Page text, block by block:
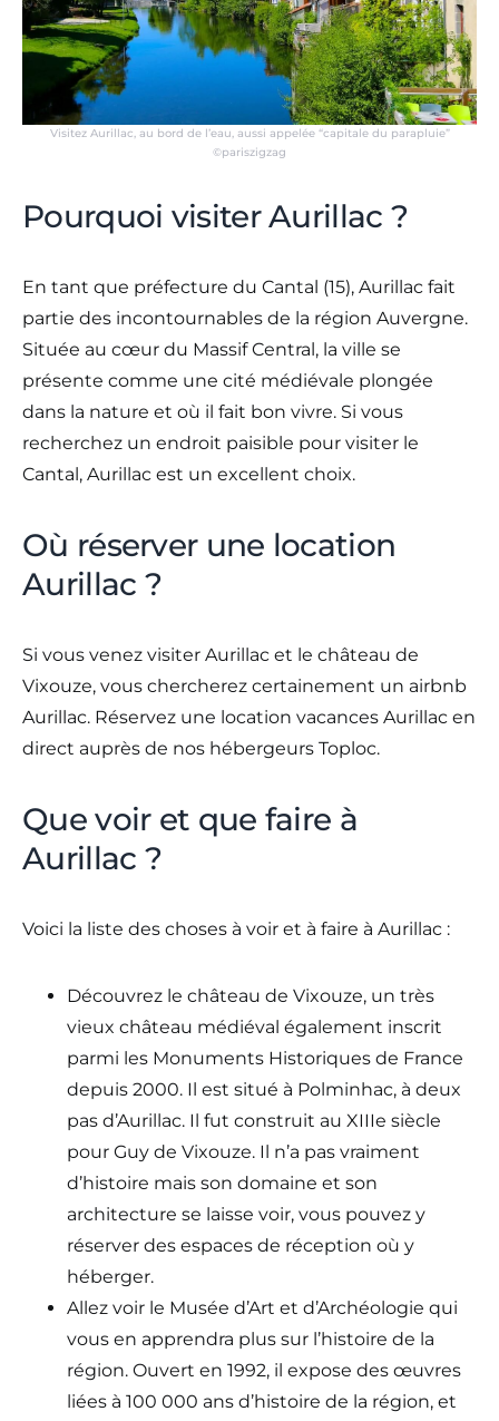
Visitez Aurillac, au bord de l’eau, aussi appelée “capitale du parapluie”
©pariszigzag
Pourquoi visiter Aurillac ?
En tant que préfecture du Cantal (15), Aurillac fait
partie des incontournables de la région Auvergne.
Située au cœur du Massif Central, la ville se
présente comme une cité médiévale plongée
dans la nature et où il fait bon vivre. Si vous
recherchez un endroit paisible pour visiter le
Cantal, Aurillac est un excellent choix.
Où réserver une location
Aurillac ?
Si vous venez visiter Aurillac et le château de
Vixouze, vous chercherez certainement un airbnb
Aurillac. Réservez une location vacances Aurillac en
direct auprès de nos hébergeurs Toploc.
Que voir et que faire à
Aurillac ?
Voici la liste des choses à voir et à faire à Aurillac :
Découvrez le château de Vixouze, un très
vieux château médiéval également inscrit
parmi les Monuments Historiques de France
depuis 2000. Il est situé à Polminhac, à deux
pas d’Aurillac. Il fut construit au XIIIe siècle
pour Guy de Vixouze. Il n’a pas vraiment
d’histoire mais son domaine et son
architecture se laisse voir, vous pouvez y
réserver des espaces de réception où y
héberger.
Allez voir le Musée d’Art et d’Archéologie qui
vous en apprendra plus sur l’histoire de la
région. Ouvert en 1992, il expose des œuvres
liées à 100 000 ans d’histoire de la région, et